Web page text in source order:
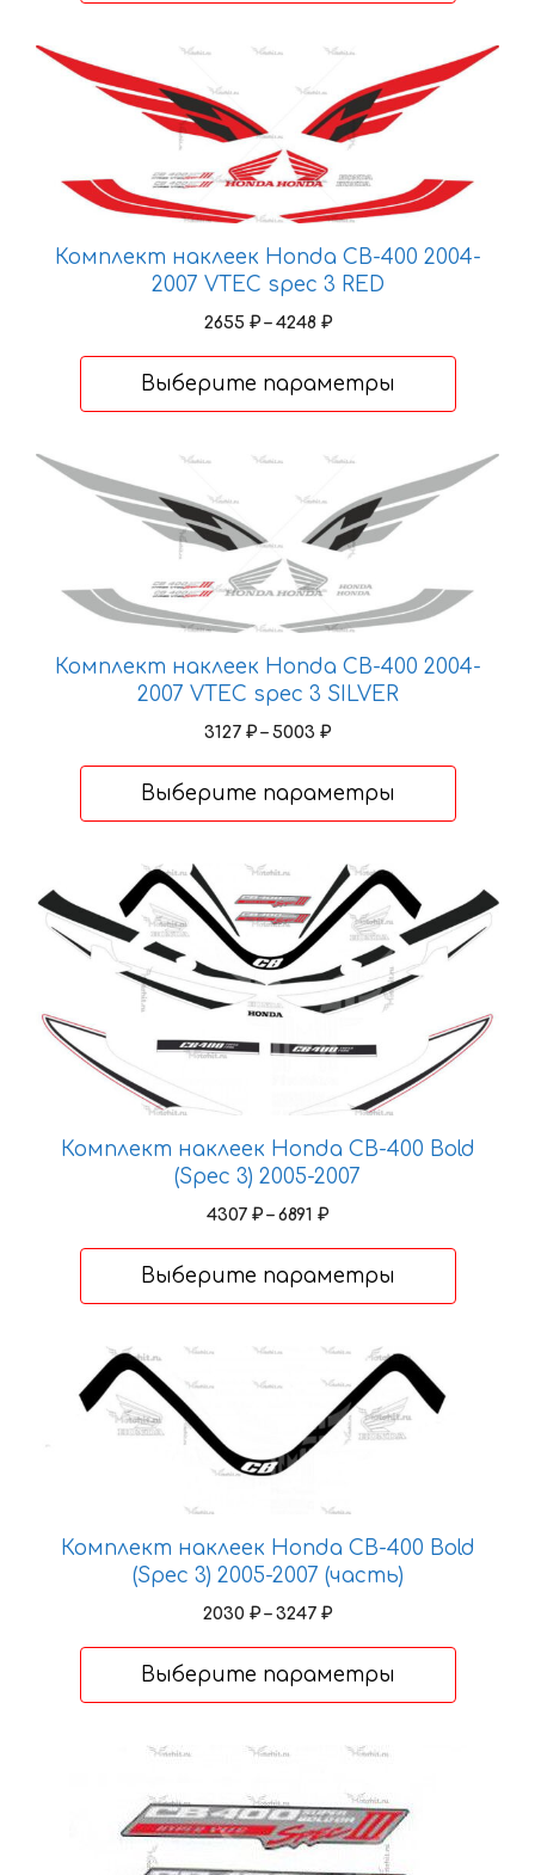
Комплект наклеек Honda CB-400 2004-
2007 VTEC spec 3 RED
2655 ₽ – 4248 ₽Диапазон
–
Выберите параметры
Этот
товар
вариаций.
Опции
выбрать
товара.
Комплект наклеек Honda CB-400 2004-
2007 VTEC spec 3 SILVER
3127 ₽ – 5003 ₽Диапазон
–
Выберите параметры
Этот
товар
вариаций.
Опции
выбрать
товара.
Комплект наклеек Honda CB-400 Bold
(Spec 3) 2005-2007
4307 ₽ – 6891 ₽Диапазон
–
Выберите параметры
товар
имеет
несколько
вариаций.
Опции
можно
выбрать
странице
Комплект наклеек Honda CB-400 Bold
(Spec 3) 2005-2007 (часть)
2030 ₽ – 3247 ₽Диапазон
–
Выберите параметры
товар
имеет
несколько
можно
выбрать
товара.
несколько